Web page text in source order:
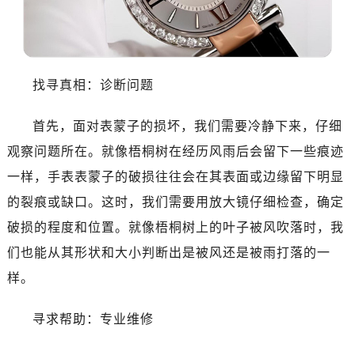
找寻真相：诊断问题
首先，面对表蒙子的损坏，我们需要冷静下来，仔细
观察问题所在。就像梧桐树在经历风雨后会留下一些痕迹
一样，手表表蒙子的破损往往会在其表面或边缘留下明显
的裂痕或缺口。这时，我们需要用放大镜仔细检查，确定
破损的程度和位置。就像梧桐树上的叶子被风吹落时，我
们也能从其形状和大小判断出是被风还是被雨打落的一
样。
寻求帮助：专业维修